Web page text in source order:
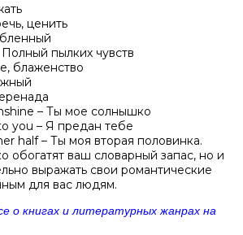
ценить
пылких чувств
блаженство
– Ты мое солнышко
you – Я предан тебе
half – Ты моя вторая половинка.
обогатят ваш словарный запас, но и
выражать свои романтические
для вас людям.
о книгах и литературных жанрах на